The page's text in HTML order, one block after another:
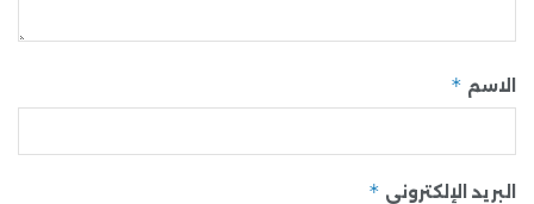
الاسم *
البريد الإلكتروني *